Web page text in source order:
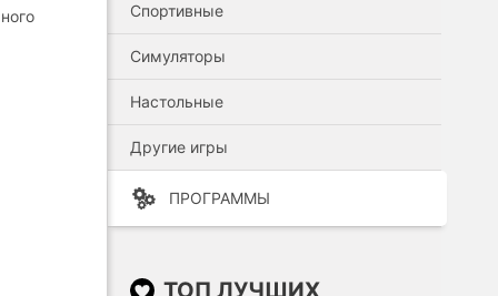
Спортивные
Симуляторы
Настольные
Другие игры
ПРОГРАММЫ
ТОП ЛУЧШИХ